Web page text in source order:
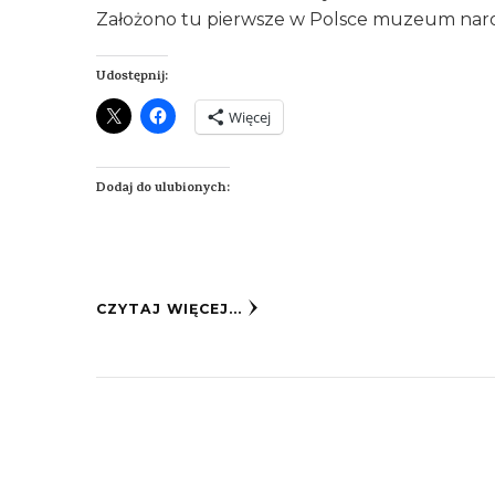
Założono tu pierwsze w Polsce muzeum
Udostępnij:
Więcej
Dodaj do ulubionych:
CZYTAJ WIĘCEJ...